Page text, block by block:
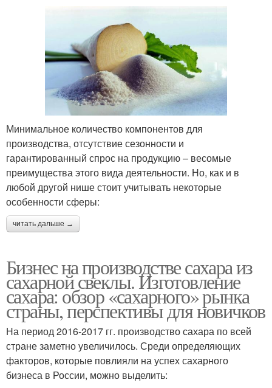
Минимальное количество компонентов для
производства, отсутствие сезонности и
гарантированный спрос на продукцию – весомые
преимущества этого вида деятельности. Но, как и в
любой другой нише стоит учитывать некоторые
особенности сферы:
читать дальше →
Бизнес на производстве сахара из
сахарной свеклы. Изготовление
сахара: обзор «сахарного» рынка
страны, перспективы для новичков
На период 2016-2017 гг. производство сахара по всей
стране заметно увеличилось. Среди определяющих
факторов, которые повлияли на успех сахарного
бизнеса в России, можно выделить: